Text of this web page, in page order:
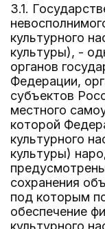
3.1.
культурного
культуры), -
органов
Федерации,
субъектов
местного
которой
культурного
культуры)
сохранения
под которым
обеспечение
культурного